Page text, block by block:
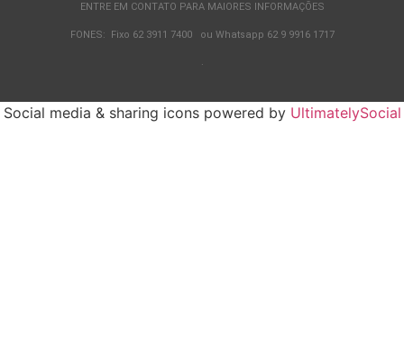
ENTRE EM CONTATO PARA MAIORES INFORMAÇÕES
FONES: Fixo 62 3911 7400 ou Whatsapp 62 9 9916 1717
.
Social media & sharing icons powered by UltimatelySocial